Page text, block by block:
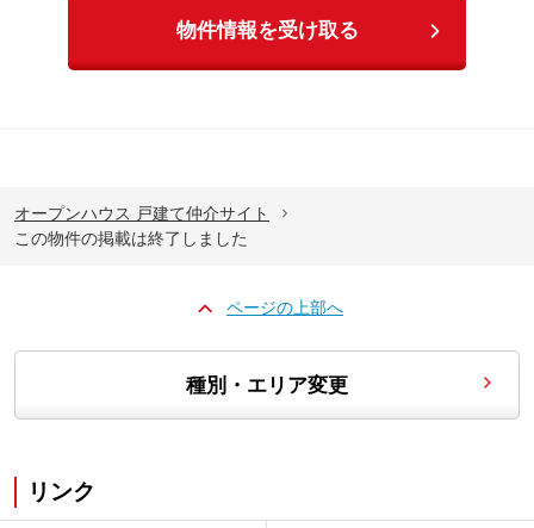
物件情報を受け取る
オープンハウス 戸建て仲介サイト
この物件の掲載は終了しました
ページの上部へ
種別・エリア変更
リンク